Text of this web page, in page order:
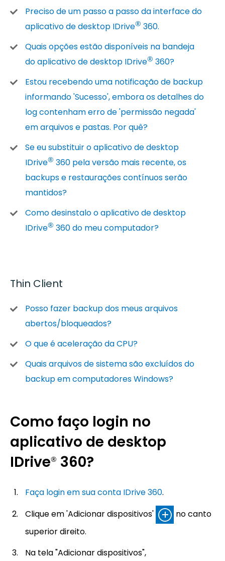
Preciso de um passo a passo da interface do
aplicativo de desktop IDrive® 360.
Quais opções estão disponíveis na bandeja
do aplicativo de desktop IDrive® 360?
Estou recebendo uma notificação de backup
informando 'Sucesso', embora os detalhes do
log contenham erro de 'permissão negada'
em arquivos e pastas. Por quê?
Se eu substituir o aplicativo de desktop
IDrive® 360 pela versão mais recente, os
backups e restaurações contínuos serão
mantidos?
Como desinstalo o aplicativo de desktop
IDrive® 360 do meu computador?
Thin Client
Posso fazer backup dos meus arquivos
abertos/bloqueados?
O que é aceleração da CPU?
Quais arquivos de sistema são excluídos do
backup em computadores Windows?
Como faço login no
aplicativo de desktop
IDrive® 360?
Faça login em sua conta IDrive 360.
Clique em 'Adicionar dispositivos'
no canto
superior direito.
Na tela "Adicionar dispositivos",